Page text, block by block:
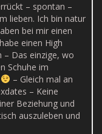
– spontan –
lieben. Ich bin natur
bei mir einen
einen High
– Das einzige, wo
Schuhe im
– Gleich mal an
– Keine
Beziehung und
auszuleben und